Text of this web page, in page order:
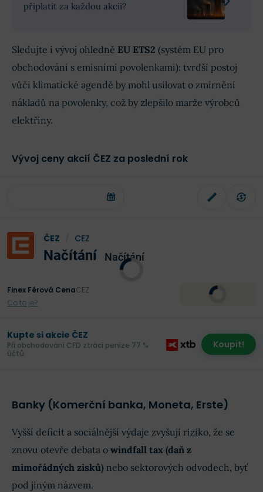
připlatit za každou akcii?
Sledujte i vývoj ohledně EU ETS2 (systém EU pro
obchodování s emisními povolenkami): tvrdší postoj
vůči klimatické agendě by mohl usilovat o zmírnění
nákladů na povolenky, což by zlepšilo marže výrobců
elektřiny.
Vývoj ceny akcií ČEZ za poslední rok
ČEZ CEZ
Načítání Načítání
Finex Férová CenaCEZ
Co to je?
Kupte si akcie ČEZ
Při obchodování CFD ztrácí peníze 77 %
účtů.
Koupit!
Banky (Komerční banka, Moneta, Erste)
Vyšší deficit a sociálnější výdaje zvyšují riziko, že se
znovu otevře debata o windfall tax (daň z
mimořádných zisků) nebo sektorových odvodech, byť
pod jiným názvem.